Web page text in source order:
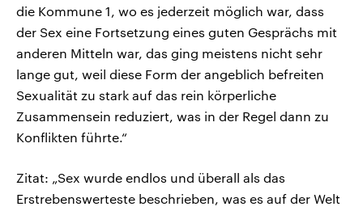
die Kommune 1, wo es jederzeit möglich war, dass
der Sex eine Fortsetzung eines guten Gesprächs mit
anderen Mitteln war, das ging meistens nicht sehr
lange gut, weil diese Form der angeblich befreiten
Sexualität zu stark auf das rein körperliche
Zusammensein reduziert, was in der Regel dann zu
Konflikten führte.“
Zitat: „Sex wurde endlos und überall als das
Erstrebenswerteste beschrieben, was es auf der Welt